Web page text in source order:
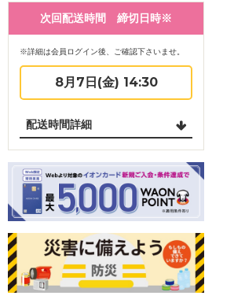
次回配送時間 締切日時※
※詳細は会員ログイン後、ご確認下さいませ。
8月7日(金) 14:30
配送時間詳細